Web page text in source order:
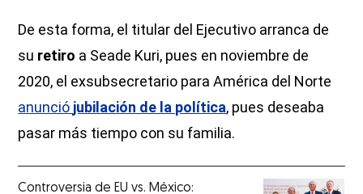
De esta forma, el titular del Ejecutivo arranca de
su retiro a Seade Kuri, pues en noviembre de
2020, el exsubsecretario para América del Norte
anunció jubilación de la política, pues deseaba
pasar más tiempo con su familia.
Controversia de EU vs. México: